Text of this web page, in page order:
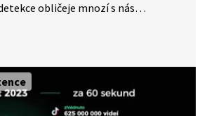
obličeje mnozí s nás
obličejů upozorňuje Vladimír
informační technologie.